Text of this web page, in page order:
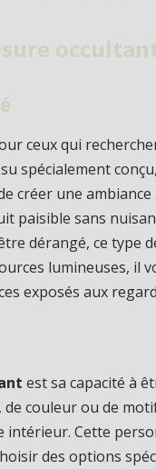
ceux qui
spécialement
créer une
paisible sans
dérangé, ce type
lumineuses, il
exposés aux
est sa capacité à
couleur ou de
intérieur. Cette
des options